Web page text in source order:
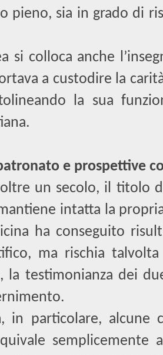
pieno, sia in grado di
si colloca anche
a custodire la
la sua
e prospettive
un secolo, il titolo
intatta la
ha conseguito
ma rischia
la testimonianza dei
in particolare, alcune
semplicemente